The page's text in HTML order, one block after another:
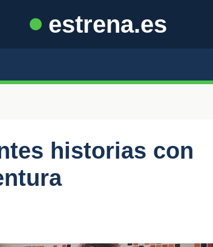
estrena.es
historias con